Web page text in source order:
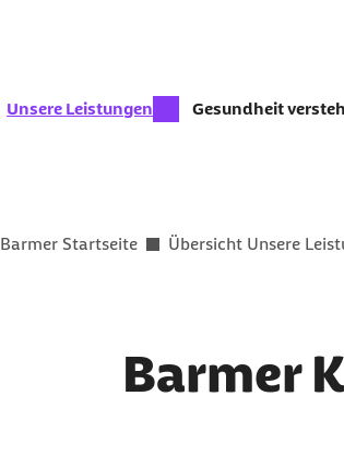
zur Zeit aktiv:
Unsere Leistungen Gesundheit
Sie befinden sich hier:
Barmer Startseite Übersicht Unsere
Barmer